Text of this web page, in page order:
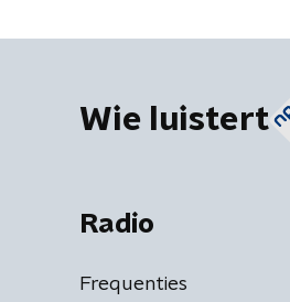
Wie luistert
Radio
Frequenties